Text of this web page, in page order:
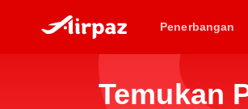
Penerbangan
Temukan